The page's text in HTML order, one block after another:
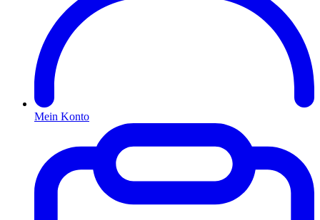
Mein Konto